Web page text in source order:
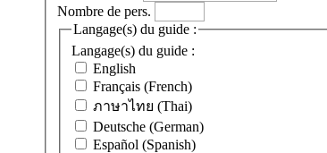
Nombre de pers.
Langage(s) du guide :
Langage(s) du guide :
English
Français (French)
ภาษาไทย (Thai)
Deutsche (German)
Español (Spanish)